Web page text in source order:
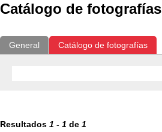
Catálogo de fotografías
General Catálogo de fotografías
Resultados 1 - 1 de 1